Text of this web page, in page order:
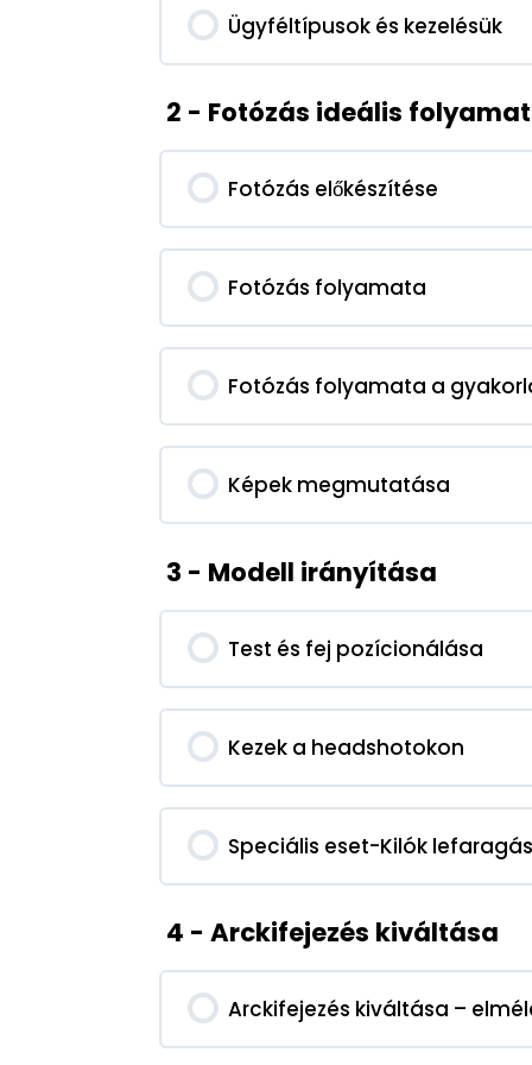
Ügyféltípusok és kezelésük
2 - Fotózás ideális
Fotózás előkészítése
Fotózás folyamata
Fotózás folyamata a
Képek megmutatása
3 - Modell irányítása
Test és fej pozícionálása
Kezek a headshotokon
Speciális eset-Kilók
4 - Arckifejezés kiváltása
Arckifejezés kiváltása –